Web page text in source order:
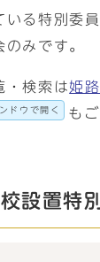
いる特別委
みです。
・検索は姫
ドウで開く も
設置特